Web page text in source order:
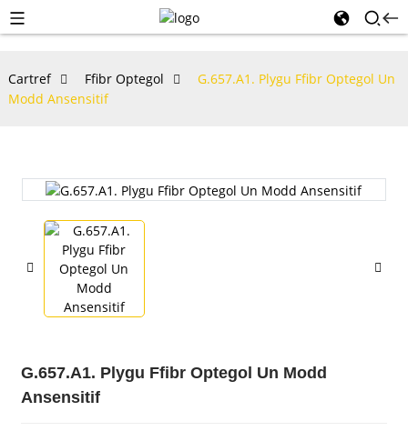
Cartref Ffibr Optegol
G.657.A1. Plygu Ffibr Optegol Un
Modd Ansensitif
G.657.A1. Plygu Ffibr Optegol Un Modd
Ansensitif